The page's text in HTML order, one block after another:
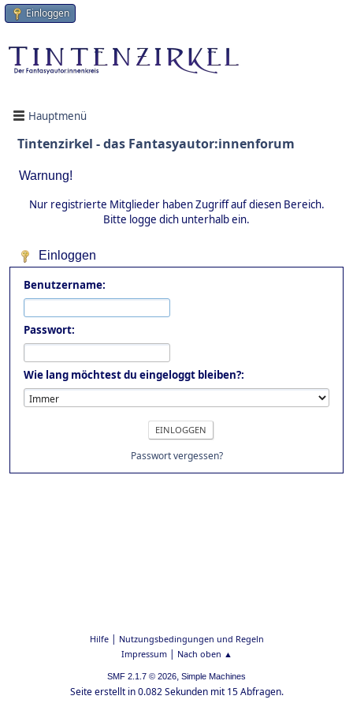
Einloggen
Hauptmenü
Tintenzirkel - das Fantasyautor:innenforum
Warnung!
Nur registrierte Mitglieder haben Zugriff auf diesen Bereich.
Bitte logge dich unterhalb ein.
Einloggen
Benutzername:
Passwort:
Wie lang möchtest du eingeloggt bleiben?:
Passwort vergessen?
Hilfe| Nutzungsbedingungen und Regeln
Impressum| Nach oben ▲
SMF 2.1.7 © 2026, Simple Machines
Seite erstellt in 0.082 Sekunden mit 15 Abfragen.